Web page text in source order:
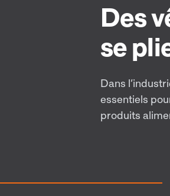
Des
se
Dans
essentiels
produits